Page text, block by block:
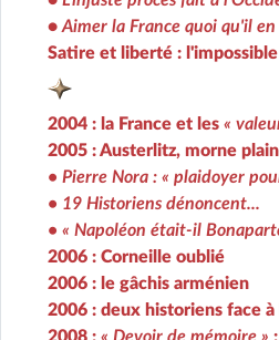
• Aimer la France quoi qu'il
Satire et liberté :
2004 : la France et les «
2005 : Austerlitz, morne
• Pierre Nora : « plaidoyer
• 19 Historiens dénoncent...
• « Napoléon était-il
2006 : Corneille oublié
2006 : le gâchis arménien
2006 : deux historiens face